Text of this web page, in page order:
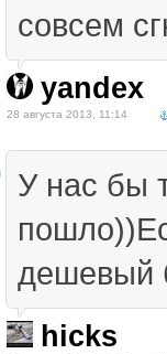
совсем
yandex
28 августа 2013, 11:14
У нас бы
дешевый
hicks